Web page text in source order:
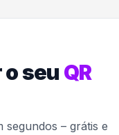
seu QR
segundos – grátis e